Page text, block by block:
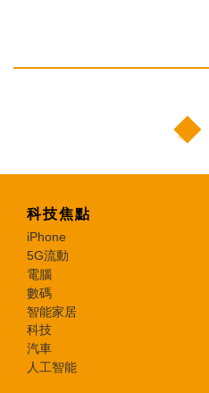
科技焦點
iPhone
5G流動
電腦
數碼
智能家居
科技
汽車
人工智能